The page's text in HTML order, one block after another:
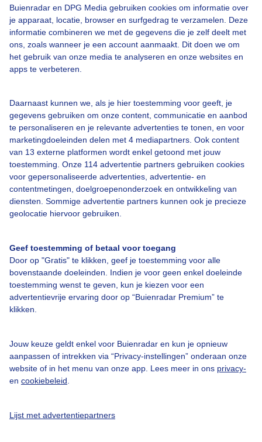
Buienradar en DPG Media gebruiken cookies om informatie over
je apparaat, locatie, browser en surfgedrag te verzamelen. Deze
informatie combineren we met de gegevens die je zelf deelt met
ons, zoals wanneer je een account aanmaakt. Dit doen we om
het gebruik van onze media te analyseren en onze websites en
apps te verbeteren.
Daarnaast kunnen we, als je hier toestemming voor geeft, je
gegevens gebruiken om onze content, communicatie en aanbod
te personaliseren en je relevante advertenties te tonen, en voor
marketingdoeleinden delen met 4 mediapartners. Ook content
van 13 externe platformen wordt enkel getoond met jouw
toestemming. Onze 114 advertentie partners gebruiken cookies
voor gepersonaliseerde advertenties, advertentie- en
contentmetingen, doelgroepenonderzoek en ontwikkeling van
diensten. Sommige advertentie partners kunnen ook je precieze
geolocatie hiervoor gebruiken.
Geef toestemming of betaal voor toegang
Door op "Gratis" te klikken, geef je toestemming voor alle
bovenstaande doeleinden. Indien je voor geen enkel doeleinde
toestemming wenst te geven, kun je kiezen voor een
advertentievrije ervaring door op “Buienradar Premium” te
klikken.
Jouw keuze geldt enkel voor Buienradar en kun je opnieuw
aanpassen of intrekken via “Privacy-instellingen” onderaan onze
website of in het menu van onze app. Lees meer in ons privacy-
en cookiebeleid
Lijst met advertentiepartners
Bekijk slideshow
Over Buienradar
Bedrijfsgegevens
Contact
Toegankelijkheid
Gebruikersvoorwaarden
Adverteren
Privacy beleid
Cookie beleid